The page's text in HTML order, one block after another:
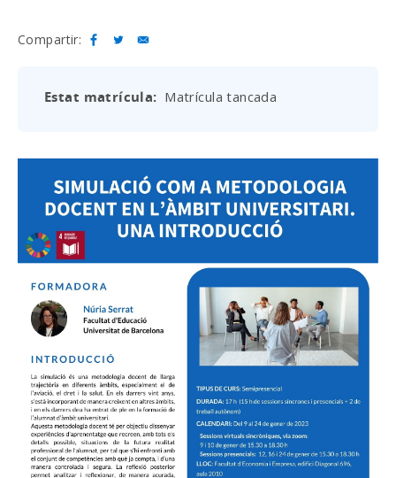
Compartir:
Estat matrícula Matrícula tancada